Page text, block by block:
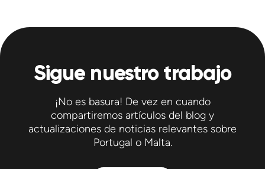
Sigue nuestro trabajo
¡No es basura! De vez en cuando
compartiremos artículos del blog y
actualizaciones de noticias relevantes sobre
Portugal o Malta.